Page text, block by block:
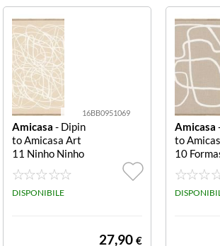
16BB0951069
Amicasa - Dipin
to Amicasa Art
11 Ninho Ninho
DISPONIBILE
27,90 €
Amicasa
to
10
as